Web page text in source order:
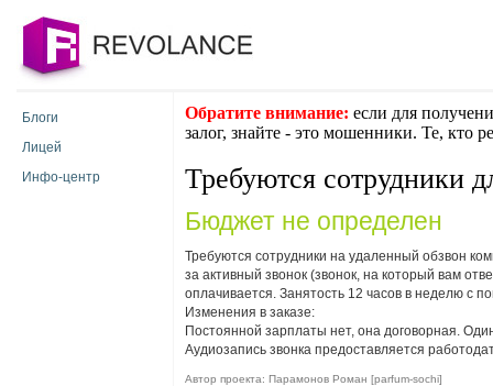
Блоги
Лицей
Инфо-центр
Обратите внимание: если для
залог, знайте - это мошенники. Те, кто
Требуются сотрудники
Бюджет не определен
Требуются сотрудники на удаленный обзвон
за активный звонок (звонок, на который вам
оплачивается. Занятость 12 часов в неделю с
Изменения в заказе:
Постоянной зарплаты нет, она договорная.
Аудиозапись звонка предоставляется
Автор проекта: Парамонов Роман [parfum-sochi]